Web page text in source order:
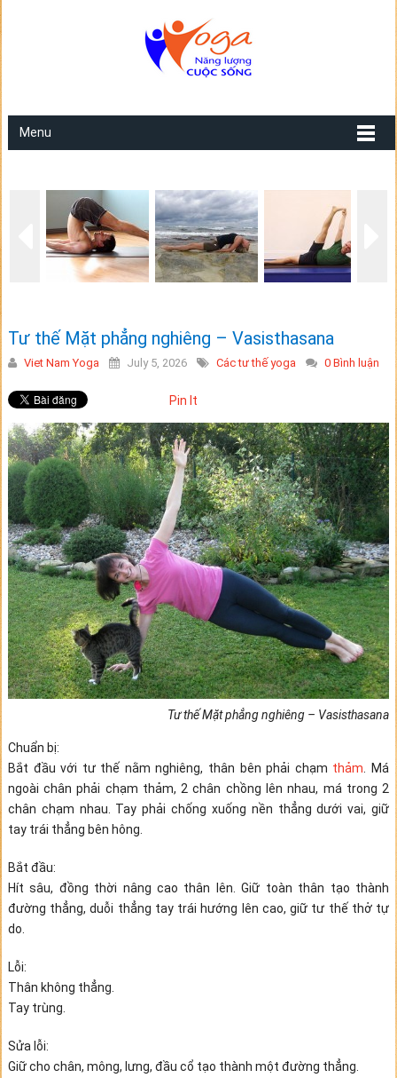
Menu
Tư thế Mặt phẳng nghiêng – Vasisthasana
Viet Nam Yoga July 5, 2026 Các tư thế yoga 0 Bình luận
Pin It
Tư thế Mặt phẳng nghiêng – Vasisthasana
Chuẩn bị:
Bắt đầu với tư thế nằm nghiêng, thân bên phải chạm thảm . Má
ngoài chân phải chạm thảm, 2 chân chồng lên nhau, má trong 2
chân chạm nhau. Tay phải chống xuống nền thẳng dưới vai, giữ
tay trái thẳng bên hông.
Bắt đầu:
Hít sâu, đồng thời nâng cao thân lên. Giữ toàn thân tạo thành
đường thẳng, duỗi thẳng tay trái hướng lên cao, giữ tư thế thở tự
do.
Lỗi:
Thân không thẳng.
Tay trùng.
Sửa lỗi:
Giữ cho chân, mông, lưng, đầu cổ tạo thành một đường thẳng.